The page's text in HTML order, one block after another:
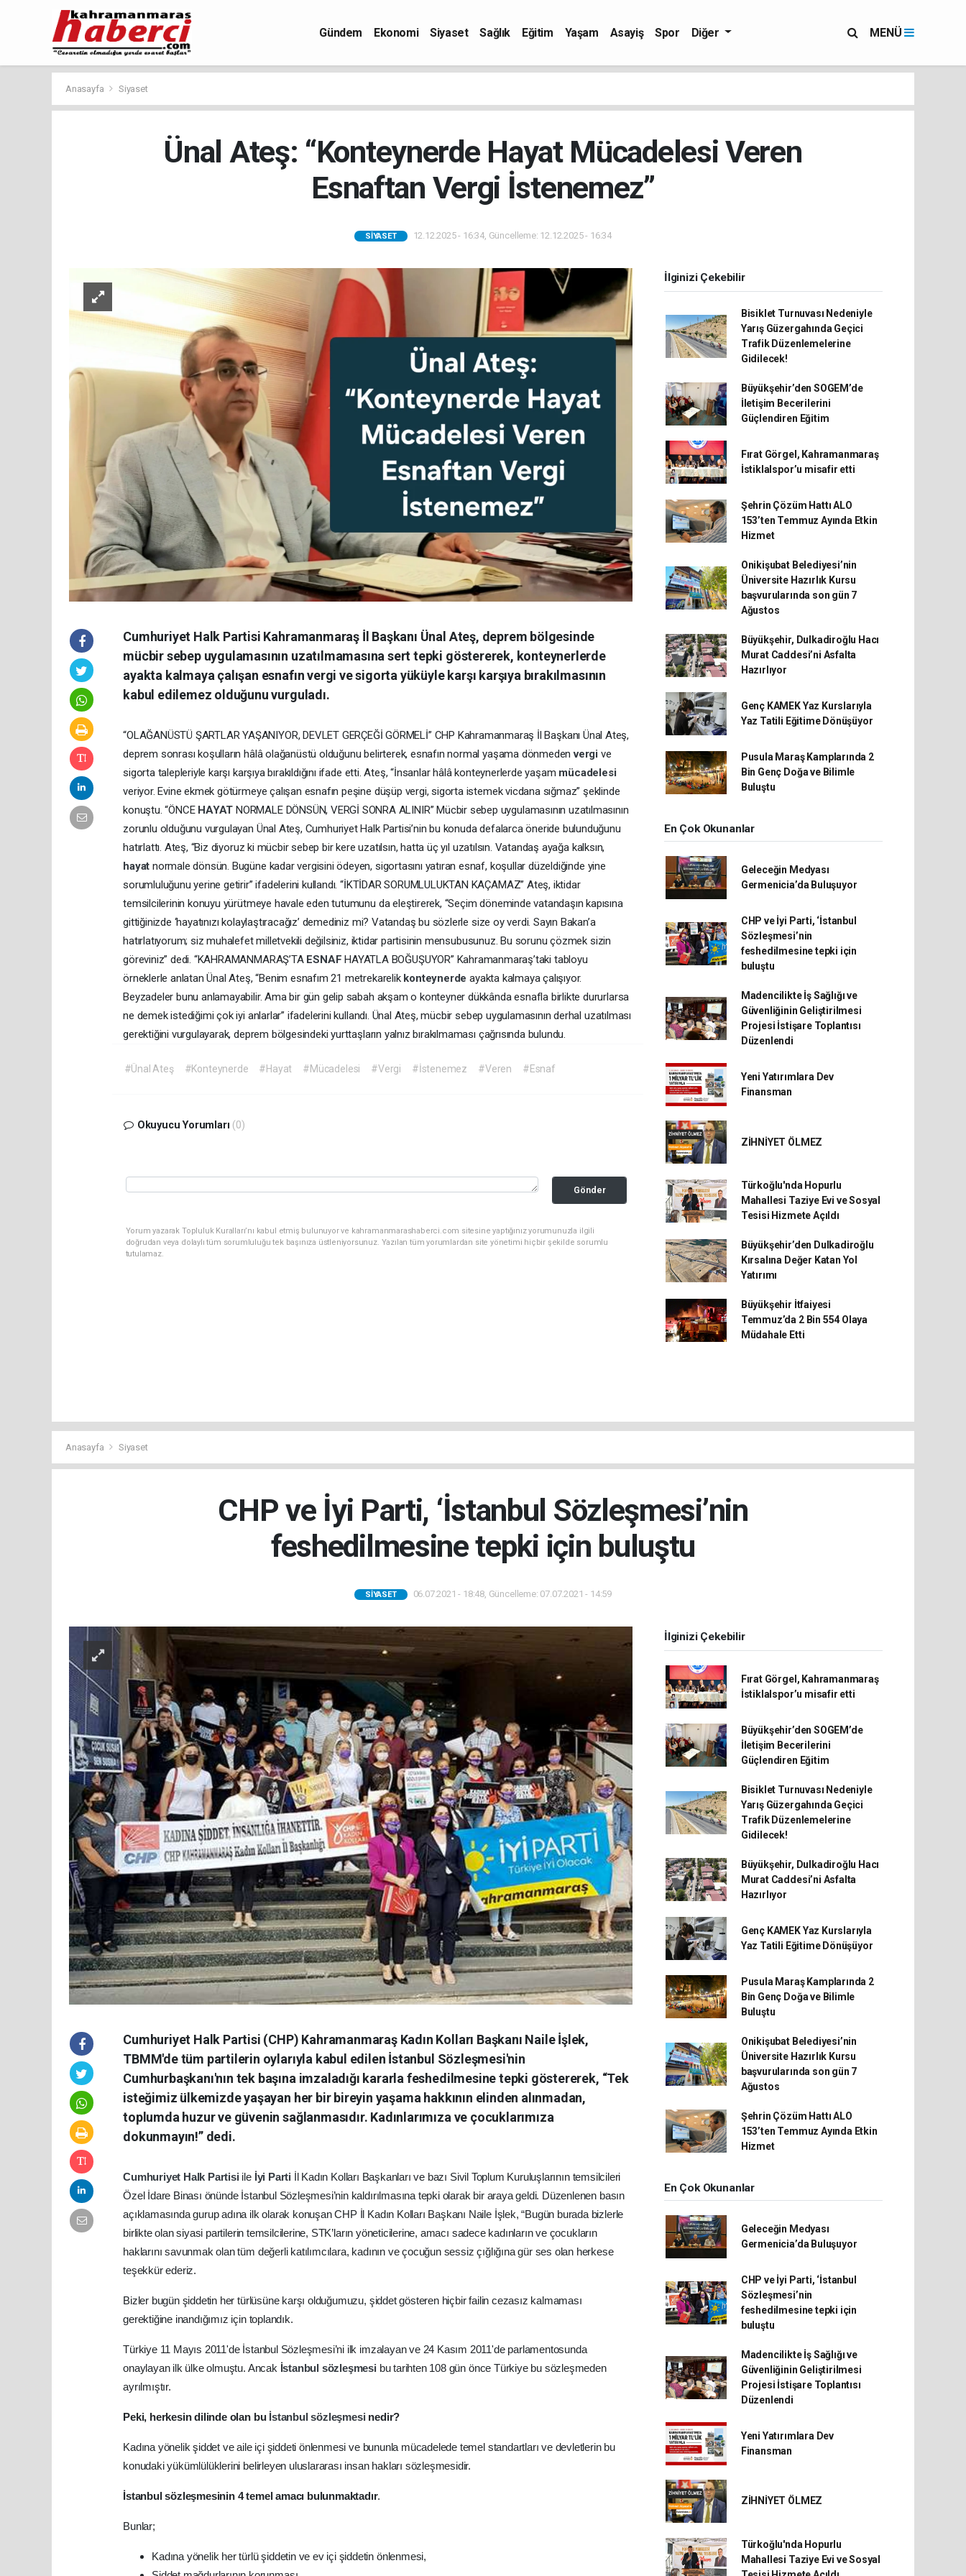
Gündem Ekonomi Siyaset Sağlık Eğitim Yaşam Asayiş Spor Diğer MENÜ
Anasayfa Siyaset
Ünal Ateş: “Konteynerde Hayat Mücadelesi Veren
Esnaftan Vergi İstenemez”
SIYASET 12.12.2025 - 16:34, Güncelleme: 12.12.2025 - 16:34
Cumhuriyet Halk Partisi Kahramanmaraş İl Başkanı Ünal Ateş, deprem bölgesinde
mücbir sebep uygulamasının uzatılmamasına sert tepki göstererek, konteynerlerde
ayakta kalmaya çalışan esnafın vergi ve sigorta yüküyle karşı karşıya bırakılmasının
kabul edilemez olduğunu vurguladı.
“OLAĞANÜSTÜ ŞARTLAR YAŞANIYOR, DEVLET GERÇEĞİ GÖRMELİ” CHP Kahramanmaraş İl Başkanı Ünal Ateş,
deprem sonrası koşulların hâlâ olağanüstü olduğunu belirterek, esnafın normal yaşama dönmedenvergi ve
sigorta talepleriyle karşı karşıya bırakıldığını ifade etti. Ateş, “İnsanlar hâlâ konteynerlerde yaşam mücadelesi
veriyor. Evine ekmek götürmeye çalışan esnafın peşine düşüp vergi, sigorta istemek vicdana sığmaz” şeklinde
konuştu. “ÖNCE HAYATNORMALE DÖNSÜN, VERGİ SONRA ALINIR” Mücbir sebep uygulamasının uzatılmasının
zorunlu olduğunu vurgulayan Ünal Ateş, Cumhuriyet Halk Partisi’nin bu konuda defalarca öneride bulunduğunu
hatırlattı. Ateş, “Biz diyoruz ki mücbir sebep bir kere uzatılsın, hatta üç yıl uzatılsın. Vatandaş ayağa kalksın,
hayat normale dönsün. Bugüne kadar vergisini ödeyen, sigortasını yatıran esnaf, koşullar düzeldiğinde yine
sorumluluğunu yerine getirir” ifadelerini kullandı. “İKTİDAR SORUMLULUKTAN KAÇAMAZ” Ateş, iktidar
temsilcilerinin konuyu yürütmeye havale eden tutumunu da eleştirerek, “Seçim döneminde vatandaşın kapısına
gittiğinizde ‘hayatınızı kolaylaştıracağız’ demediniz mi? Vatandaş bu sözlerle size oy verdi. Sayın Bakan’a
hatırlatıyorum; siz muhalefet milletvekili değilsiniz, iktidar partisinin mensubusunuz. Bu sorunu çözmek sizin
göreviniz” dedi. “KAHRAMANMARAŞ’TA ESNAFHAYATLA BOĞUŞUYOR” Kahramanmaraş’taki tabloyu
örneklerle anlatan Ünal Ateş, “Benim esnafım 21 metrekarelik konteynerdeayakta kalmaya çalışıyor.
Beyzadeler bunu anlamayabilir. Ama bir gün gelip sabah akşam o konteyner dükkânda esnafla birlikte dururlarsa
ne demek istediğimi çok iyi anlarlar” ifadelerini kullandı. Ünal Ateş, mücbir sebep uygulamasının derhal uzatılması
gerektiğini vurgulayarak, deprem bölgesindeki yurttaşların yalnız bırakılmaması çağrısında bulundu.
#Ünal Ateş #Konteynerde #Hayat #Mücadelesi #Vergi #İstenemez #Veren #Esnaf
Okuyucu Yorumları (0)
Gönder
Yorum yazarak Topluluk Kuralları’nı kabul etmiş bulunuyor ve kahramanmarashaberci.com sitesine yaptığınız yorumunuzla ilgili
doğrudan veya dolaylı tüm sorumluluğu tek başınıza üstleniyorsunuz. Yazılan tüm yorumlardan site yönetimi hiçbir şekilde sorumlu
tutulamaz.
İlginizi Çekebilir
Bisiklet Turnuvası Nedeniyle
Yarış Güzergahında Geçici
Trafik Düzenlemelerine
Gidilecek!
Büyükşehir’den SOGEM’de
İletişim Becerilerini
Güçlendiren Eğitim
Fırat Görgel, Kahramanmaraş
İstiklalspor’u misafir etti
Şehrin Çözüm Hattı ALO
153’ten Temmuz Ayında Etkin
Hizmet
Onikişubat Belediyesi’nin
Üniversite Hazırlık Kursu
başvurularında son gün 7
Ağustos
Büyükşehir, Dulkadiroğlu Hacı
Murat Caddesi’ni Asfalta
Hazırlıyor
Genç KAMEK Yaz Kurslarıyla
Yaz Tatili Eğitime Dönüşüyor
Pusula Maraş Kamplarında 2
Bin Genç Doğa ve Bilimle
Buluştu
En Çok Okunanlar
Geleceğin Medyası
Germenicia’da Buluşuyor
CHP ve İyi Parti, ‘İstanbul
Sözleşmesi’nin
feshedilmesine tepki için
buluştu
Madencilikte İş Sağlığı ve
Güvenliğinin Geliştirilmesi
Projesi İstişare Toplantısı
Düzenlendi
Yeni Yatırımlara Dev
Finansman
ZİHNİYET ÖLMEZ
Türkoğlu'nda Hopurlu
Mahallesi Taziye Evi ve Sosyal
Tesisi Hizmete Açıldı
Büyükşehir’den Dulkadiroğlu
Kırsalına Değer Katan Yol
Yatırımı
Büyükşehir İtfaiyesi
Temmuz’da 2 Bin 554 Olaya
Müdahale Etti
Anasayfa Siyaset
CHP ve İyi Parti, ‘İstanbul Sözleşmesi’nin
feshedilmesine tepki için buluştu
SIYASET 06.07.2021 - 18:48, Güncelleme: 07.07.2021 - 14:59
Cumhuriyet Halk Partisi (CHP) Kahramanmaraş Kadın Kolları Başkanı Naile İşlek,
TBMM'de tüm partilerin oylarıyla kabul edilen İstanbul Sözleşmesi'nin
Cumhurbaşkanı'nın tek başına imzaladığı kararla feshedilmesine tepki göstererek, “Tek
isteğimiz ülkemizde yaşayan her bir bireyin yaşama hakkının elinden alınmadan,
toplumda huzur ve güvenin sağlanmasıdır. Kadınlarımıza ve çocuklarımıza
dokunmayın!” dedi.
Cumhuriyet Halk Partisi ile İyi Parti İl Kadın Kolları Başkanları ve bazı Sivil Toplum Kuruluşlarının temsilcileri
Özel İdare Binası önünde İstanbul Sözleşmesi’nin kaldırılmasına tepki olarak bir araya geldi. Düzenlenen basın
açıklamasında gurup adına ilk olarak konuşan CHP İl Kadın Kolları Başkanı Naile İşlek, “Bugün burada bizlerle
birlikte olan siyasi partilerin temsilcilerine, STK’ların yöneticilerine, amacı sadece kadınların ve çocukların
haklarını savunmak olan tüm değerli katılımcılara, kadının ve çocuğun sessiz çığlığına gür ses olan herkese
teşekkür ederiz.
Bizler bugün şiddetin her türlüsüne karşı olduğumuzu, şiddet gösteren hiçbir failin cezasız kalmaması
gerektiğine inandığımız için toplandık.
Türkiye 11 Mayıs 2011'de İstanbul Sözleşmesi’ni ilk imzalayan ve 24 Kasım 2011'de parlamentosunda
onaylayan ilk ülke olmuştu. Ancak İstanbul sözleşmesi bu tarihten 108 gün önce Türkiye bu sözleşmeden
ayrılmıştır.
Peki, herkesin dilinde olan bu İstanbul sözleşmesi nedir?
Kadına yönelik şiddet ve aile içi şiddeti önlenmesi ve bununla mücadelede temel standartları ve devletlerin bu
konudaki yükümlülüklerini belirleyen uluslararası insan hakları sözleşmesidir.
İstanbul sözleşmesinin 4 temel amacı bulunmaktadır.
Bunlar;
Kadına yönelik her türlü şiddetin ve ev içi şiddetin önlenmesi,
İlginizi Çekebilir
Fırat Görgel, Kahramanmaraş
İstiklalspor’u misafir etti
Büyükşehir’den SOGEM’de
İletişim Becerilerini
Güçlendiren Eğitim
Bisiklet Turnuvası Nedeniyle
Yarış Güzergahında Geçici
Trafik Düzenlemelerine
Gidilecek!
Büyükşehir, Dulkadiroğlu Hacı
Murat Caddesi’ni Asfalta
Hazırlıyor
Genç KAMEK Yaz Kurslarıyla
Yaz Tatili Eğitime Dönüşüyor
Pusula Maraş Kamplarında 2
Bin Genç Doğa ve Bilimle
Buluştu
Onikişubat Belediyesi’nin
Üniversite Hazırlık Kursu
başvurularında son gün 7
Ağustos
Şehrin Çözüm Hattı ALO
153’ten Temmuz Ayında Etkin
Hizmet
En Çok Okunanlar
Geleceğin Medyası
Germenicia’da Buluşuyor
CHP ve İyi Parti, ‘İstanbul
Sözleşmesi’nin
feshedilmesine tepki için
buluştu
Madencilikte İş Sağlığı ve
Güvenliğinin Geliştirilmesi
Projesi İstişare Toplantısı
Düzenlendi
Yeni Yatırımlara Dev
Finansman
ZİHNİYET ÖLMEZ
Türkoğlu'nda Hopurlu
Mahallesi Taziye Evi ve Sosyal